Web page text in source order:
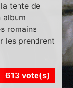
tente de
album
romains
les prendrent
613 vote(s)